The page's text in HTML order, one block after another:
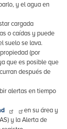
y el agua en
cargada
o caídas y puede
suelo se lava.
(por
que es posible que
después de
alertas en tiempo
en su área y
y la Alerta de